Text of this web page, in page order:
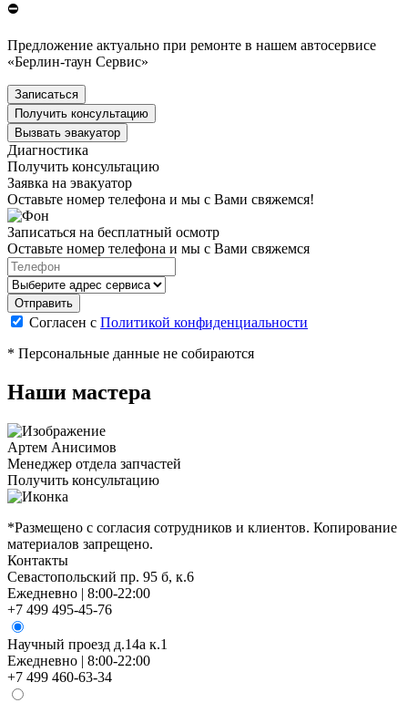
⛔
Предложение актуально при ремонте в нашем автосервисе
«Берлин-таун Сервис»
Записаться
Получить консультацию
Вызвать эвакуатор
Диагностика
Получить консультацию
Заявка на эвакуатор
Оставьте номер телефона и мы с Вами свяжемся!
Записаться на бесплатный осмотр
Оставьте номер телефона и мы с Вами свяжемся
Согласен с Политикой конфиденциальности
* Персональные данные не собираются
Наши мастера
Артем Анисимов
Менеджер отдела запчастей
Получить консультацию
*Размещено с согласия сотрудников и клиентов. Копирование
материалов запрещено.
Контакты
Севастопольский пр. 95 б, к.6
Ежедневно | 8:00-22:00
+7 499 495-45-76
Научный проезд д.14а к.1
Ежедневно | 8:00-22:00
+7 499 460-63-34